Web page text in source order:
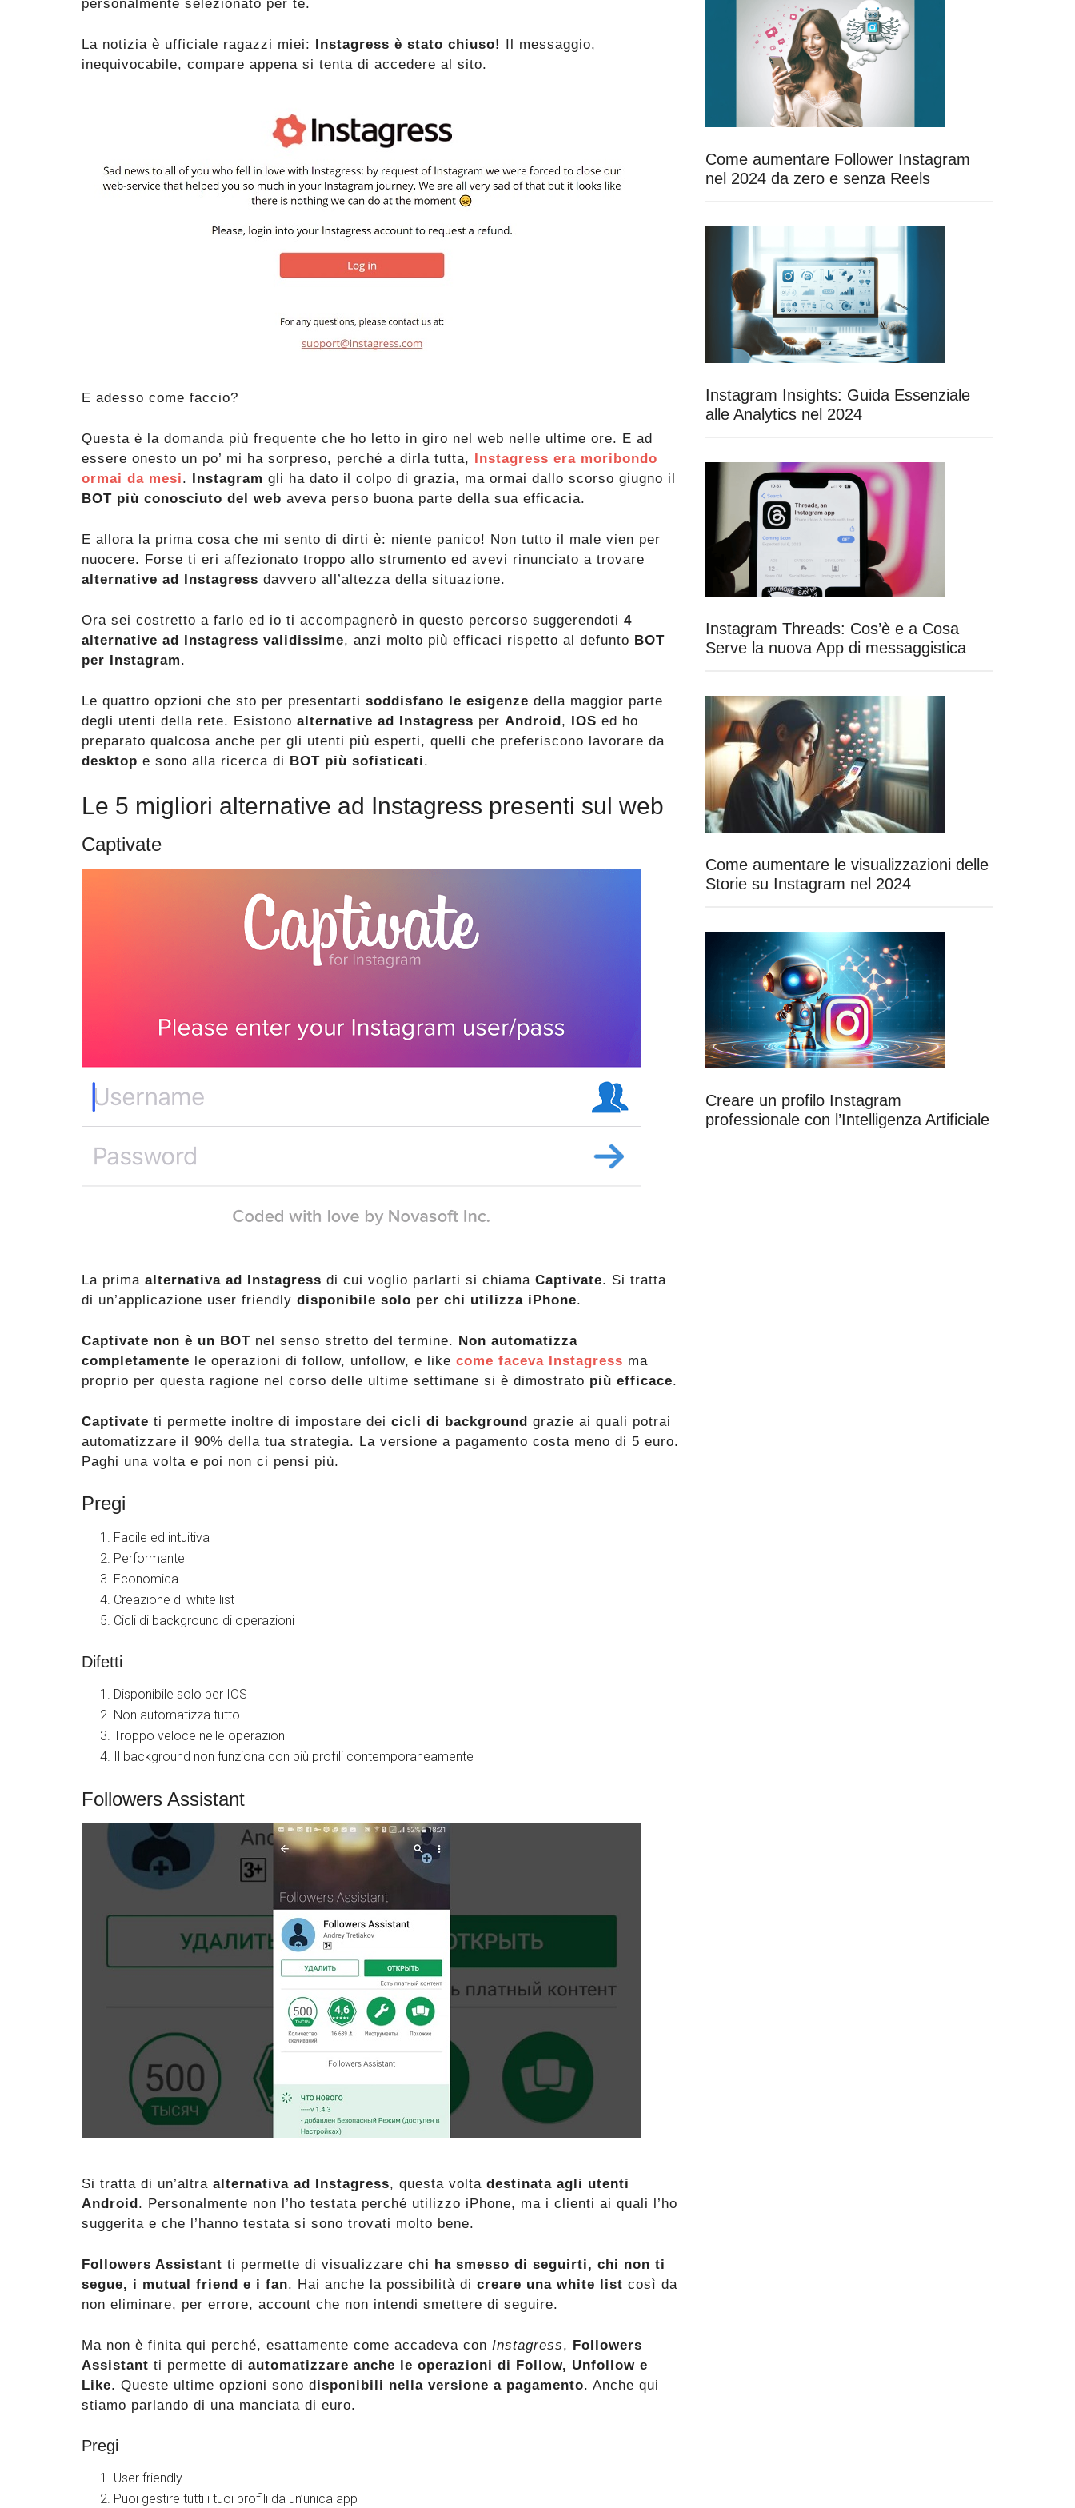
personalmente selezionato per te.
La notizia è ufficiale ragazzi miei: Instagress è stato chiuso! Il messaggio,
inequivocabile, compare appena si tenta di accedere al sito.
E adesso come faccio?
Questa è la domanda più frequente che ho letto in giro nel web nelle ultime ore. E ad
essere onesto un po’ mi ha sorpreso, perché a dirla tutta, Instagress era moribondo
ormai da mesi. Instagram gli ha dato il colpo di grazia, ma ormai dallo scorso giugno il
BOT più conosciuto del web aveva perso buona parte della sua efficacia.
E allora la prima cosa che mi sento di dirti è: niente panico! Non tutto il male vien per
nuocere. Forse ti eri affezionato troppo allo strumento ed avevi rinunciato a trovare
alternative ad Instagress davvero all’altezza della situazione.
Ora sei costretto a farlo ed io ti accompagnerò in questo percorso suggerendoti 4
alternative ad Instagress validissime, anzi molto più efficaci rispetto al defunto BOT
per Instagram.
Le quattro opzioni che sto per presentarti soddisfano le esigenze della maggior parte
degli utenti della rete. Esistono alternative ad Instagress per Android, IOS ed ho
preparato qualcosa anche per gli utenti più esperti, quelli che preferiscono lavorare da
desktop e sono alla ricerca di BOT più sofisticati.
Le 5 migliori alternative ad Instagress presenti sul web
Captivate
La prima alternativa ad Instagress di cui voglio parlarti si chiama Captivate. Si tratta
di un’applicazione user friendly disponibile solo per chi utilizza iPhone.
Captivate non è un BOT nel senso stretto del termine. Non automatizza
completamente le operazioni di follow, unfollow, e like come faceva Instagress ma
proprio per questa ragione nel corso delle ultime settimane si è dimostrato più efficace.
Captivate ti permette inoltre di impostare dei cicli di background grazie ai quali potrai
automatizzare il 90% della tua strategia. La versione a pagamento costa meno di 5 euro.
Paghi una volta e poi non ci pensi più.
Pregi
Facile ed intuitiva
Performante
Economica
Creazione di white list
Cicli di background di operazioni
Difetti
Disponibile solo per IOS
Non automatizza tutto
Troppo veloce nelle operazioni
Il background non funziona con più profili contemporaneamente
Followers Assistant
Si tratta di un’altra alternativa ad Instagress, questa volta destinata agli utenti
Android. Personalmente non l’ho testata perché utilizzo iPhone, ma i clienti ai quali l’ho
suggerita e che l’hanno testata si sono trovati molto bene.
Followers Assistant ti permette di visualizzare chi ha smesso di seguirti, chi non ti
segue, i mutual friend e i fan. Hai anche la possibilità di creare una white list così da
non eliminare, per errore, account che non intendi smettere di seguire.
Ma non è finita qui perché, esattamente come accadeva con Instagress, Followers
Assistant ti permette di automatizzare anche le operazioni di Follow, Unfollow e
Like. Queste ultime opzioni sono disponibili nella versione a pagamento. Anche qui
stiamo parlando di una manciata di euro.
Pregi
User friendly
Puoi gestire tutti i tuoi profili da un’unica app
Come aumentare Follower Instagram
nel 2024 da zero e senza Reels
Instagram Insights: Guida Essenziale
alle Analytics nel 2024
Instagram Threads: Cos’è e a Cosa
Serve la nuova App di messaggistica
Come aumentare le visualizzazioni delle
Storie su Instagram nel 2024
Creare un profilo Instagram
professionale con l’Intelligenza Artificiale